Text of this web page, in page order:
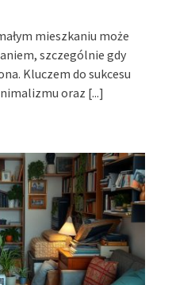
mieszkaniu może
szczególnie gdy
Kluczem do sukcesu
oraz [...]